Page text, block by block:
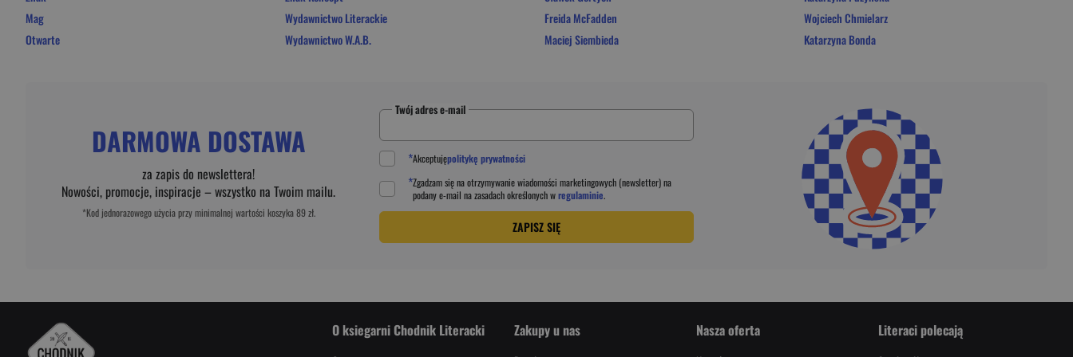
Mag
Otwarte
Wydawnictwo Literackie
Wydawnictwo W.A.B.
Freida McFadden
Maciej Siembieda
Wojciech Chmielarz
Katarzyna Bonda
DARMOWA DOSTAWA
za zapis do newslettera!
Nowości, promocje, inspiracje – wszystko na Twoim mailu.
*Kod jednorazowego użycia przy minimalnej wartości koszyka 89 zł.
Twój adres e-mail
*Akceptujępolitykę prywatności
*Zgadzam się na otrzymywanie wiadomości marketingowych (newsletter) na
podanye-mail na zasadach określonych wregulaminie.
ZAPISZ SIĘ
O ksiegarni Chodnik Literacki Zakupy u nas Nasza oferta Literaci polecają